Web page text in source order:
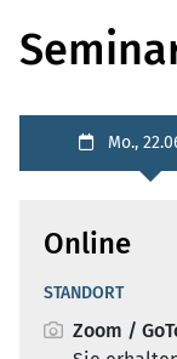
Mo.,
Online
STANDORT
Zoom /